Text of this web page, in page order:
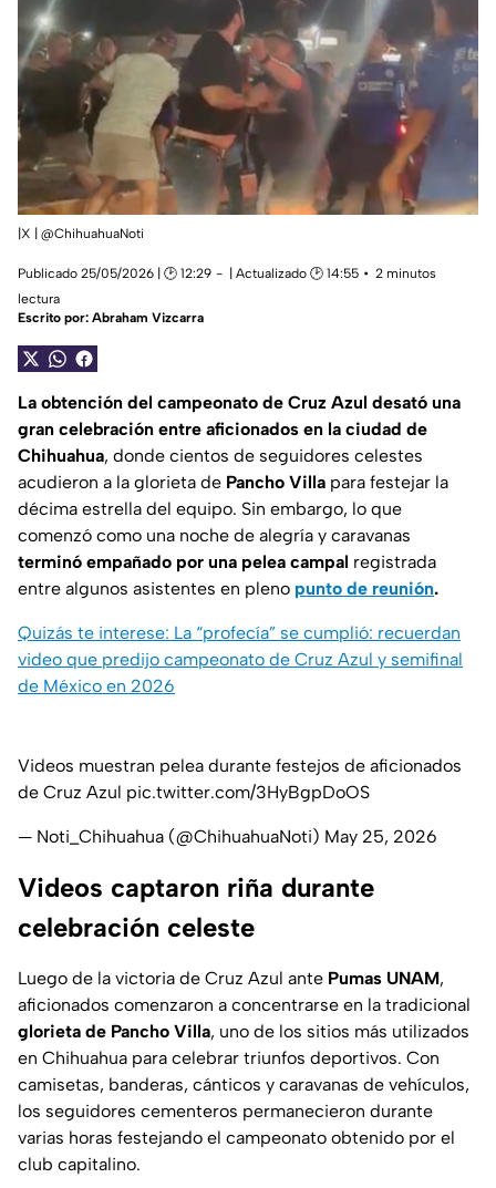
|X | @ChihuahuaNoti
Publicado 25/05/2026 | 🕑 12:29 | Actualizado 🕑 14:55
2 minutos
lectura
Escrito por: Abraham Vizcarra
La obtención del campeonato de Cruz Azul desató una
gran celebración entre aficionados en la ciudad de
Chihuahua, donde cientos de seguidores celestes
acudieron a la glorieta de Pancho Villa para festejar la
décima estrella del equipo. Sin embargo, lo que
comenzó como una noche de alegría y caravanas
terminó empañado por una pelea campal registrada
entre algunos asistentes en pleno punto de reunión.
Quizás te interese: La “profecía” se cumplió: recuerdan
video que predijo campeonato de Cruz Azul y semifinal
de México en 2026
Videos muestran pelea durante festejos de aficionados
de Cruz Azul pic.twitter.com/3HyBgpDoOS
— Noti_Chihuahua (@ChihuahuaNoti) May 25, 2026
Videos captaron riña durante
celebración celeste
Luego de la victoria de Cruz Azul ante Pumas UNAM,
aficionados comenzaron a concentrarse en la tradicional
glorieta de Pancho Villa, uno de los sitios más utilizados
en Chihuahua para celebrar triunfos deportivos. Con
camisetas, banderas, cánticos y caravanas de vehículos,
los seguidores cementeros permanecieron durante
varias horas festejando el campeonato obtenido por el
club capitalino.